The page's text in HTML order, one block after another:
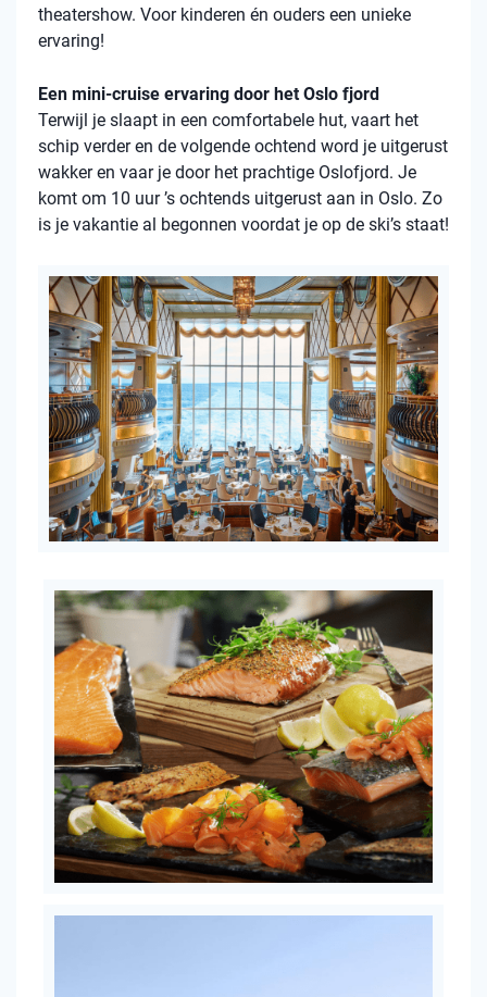
theatershow. Voor kinderen én ouders een unieke
ervaring!
Een mini-cruise ervaring door het Oslo fjord
Terwijl je slaapt in een comfortabele hut, vaart het
schip verder en de volgende ochtend word je uitgerust
wakker en vaar je door het prachtige Oslofjord. Je
komt om 10 uur ’s ochtends uitgerust aan in Oslo. Zo
is je vakantie al begonnen voordat je op de ski’s staat!